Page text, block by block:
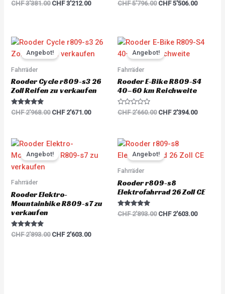
Rated
CHF3'381.00 CHF3'212.00
Rated
CHF5'796.00 CHF5'506.00
Angebot!
Fahrräder
Rooder Cycle r809-s3 26
Zoll Reifen zu verkaufen
Rated
5.00
CHF2'968.00
Original
price
was:
CHF2'671.00
Current
is:
CHF 2'671.00.
Angebot!
Fahrräder
Rooder E-Bike R809-S4
40–60 km Reichweite
R
a
0
o
u
t
f
CHF2'660.00
Original
price
was:
CHF2'394.00
Current
Angebot!
Fahrräder
Rooder Elektro-
Mountainbike R809-s7 zu
verkaufen
Rated
5.00
CHF2'893.00
Original
price
was:
CHF2'603.00
is:
CHF 2'603.00.
Angebot!
Fahrräder
Rooder r809-s8
Elektrofahrrad 26 Zoll CE
Rated
5.00
CHF2'893.00
Original
price
was:
CHF2'603.00
is: